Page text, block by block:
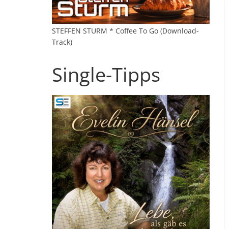
STEFFEN STURM * Coffee To Go (Download-
Track)
Single-Tipps